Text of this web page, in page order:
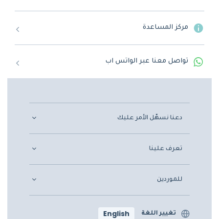
مركز المساعدة
تواصل معنا عبر الواتس اب
دعنا نسهّل الأمر عليك
تعرف علينا
للموردين
تغيير اللغة English